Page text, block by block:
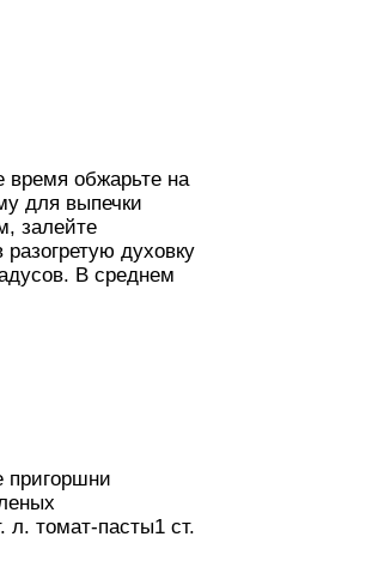
обжарьте на
для выпечки
залейте
духовку
В среднем
пригоршни
л. томат-пасты1 ст.